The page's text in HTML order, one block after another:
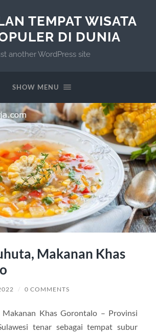
TEMPAT WISATA
DI DUNIA
another WordPress site
SHOW MENU
Makanan Khas
/ 0 COMMENTS
Khas Gorontalo – Provinsi
tenar sebagai tempat subur